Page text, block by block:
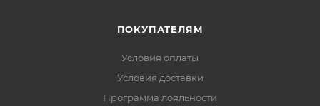
ПОКУПАТЕЛЯМ
Условия оплаты
Условия доставки
Программа лояльности